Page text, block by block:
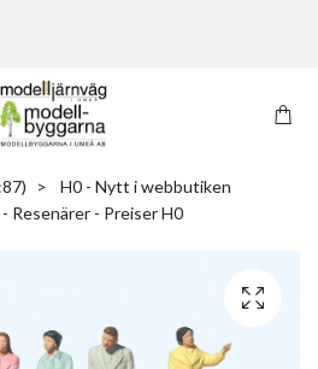
H0 - Nytt i webbutiken
Resenärer - Preiser H0